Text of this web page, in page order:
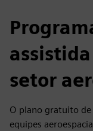
setor
O plano gratuito
equipes